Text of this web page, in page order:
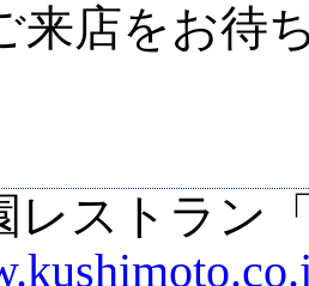
来店をお待
レストラン